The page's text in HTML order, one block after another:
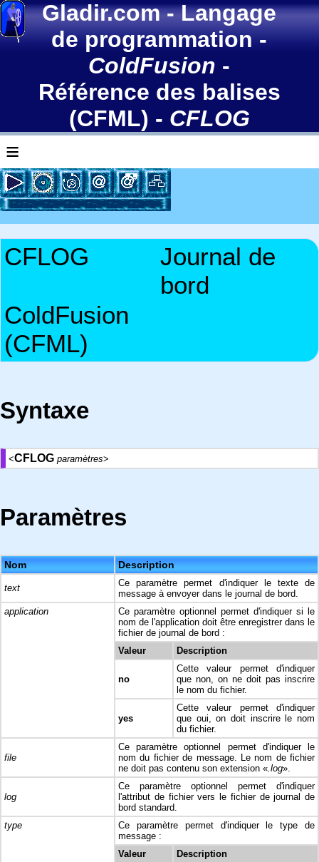
Gladir.com-Langage
de programmation-
ColdFusion -
Référence des balises
(CFML) - CFLOG
≡
CFLOG
Journal de
bord
ColdFusion
(CFML)
Syntaxe
<CFLOG paramètres>
Paramètres
Nom Description
text
Ce paramètre permet d'indiquer le texte de
message à envoyer dans le journal de bord.
application
Ce paramètre optionnel permet d'indiquer si le
nom de l'application doit être enregistrer dans le
fichier de journal de bord :
Valeur
Description
no
Cette valeur permet d'indiquer
que non, on ne doit pas inscrire
le nom du fichier.
yes
Cette valeur permet d'indiquer
que oui, on doit inscrire le nom
du fichier.
file
Ce paramètre optionnel permet d'indiquer le
nom du fichier de message. Le nom de fichier
ne doit pas contenu son extension «.log».
log
Ce paramètre optionnel permet d'indiquer
l'attribut de fichier vers le fichier de journal de
bord standard.
type
Ce paramètre permet d'indiquer le type de
message :
Valeur
Description